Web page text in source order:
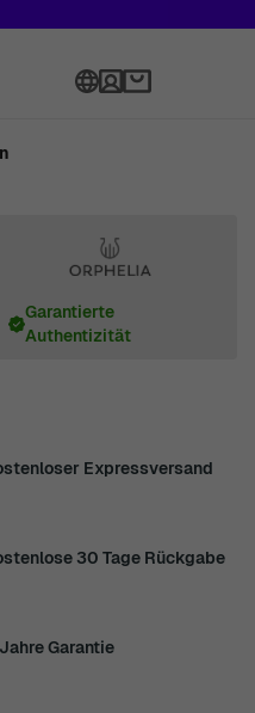
Sprache
Garantierte
Authentizität
Expressversand
30 Tage Rückgabe
Garantie